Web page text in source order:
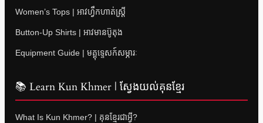
Women’s Tops | អាវហ្វឹកហាត់ស្ត្រី
Button-Up Shirts | អាវមានប៊ូតុង
Equipment Guide | មគ្គុទ្ទេសក៍សម្ភារៈ
📚 Learn Kun Khmer | ស្វែងយល់គុនខ្មែរ
What Is Kun Khmer? | គុនខ្មែរជាអ្វី?